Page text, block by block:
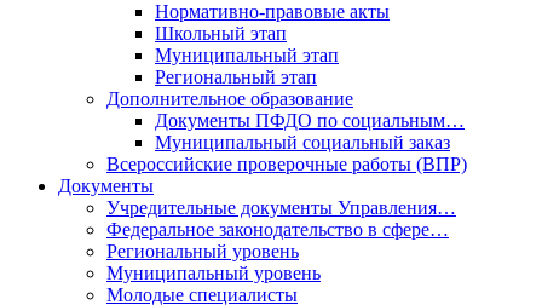
Нормативно-правовые акты
Школьный этап
Муниципальный этап
Региональный этап
Дополнительное образование
Документы ПФДО по социальным…
Муниципальный социальный заказ
Всероссийские проверочные работы (ВПР)
Документы
Учредительные документы Управления…
Федеральное законодательство в сфере…
Региональный уровень
Муниципальный уровень
Молодые специалисты